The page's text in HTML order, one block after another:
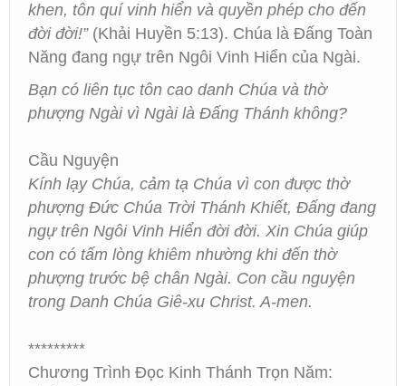
khen, tôn quí vinh hiển và quyền phép cho đến
đời đời!”(Khải Huyền 5:13). Chúa là Đấng Toàn
Năng đang ngự trên Ngôi Vinh Hiển của Ngài.
Bạn có liên tục tôn cao danh Chúa và thờ
phượng Ngài vì Ngài là Đấng Thánh không?
Cầu Nguyện
Kính lạy Chúa, cảm tạ Chúa vì con được thờ
phượng Đức Chúa Trời Thánh Khiết, Đấng đang
ngự trên Ngôi Vinh Hiển đời đời. Xin Chúa giúp
con có tấm lòng khiêm nhường khi đến thờ
phượng trước bệ chân Ngài. Con cầu nguyện
trong Danh Chúa Giê-xu Christ. A-men.
*********
Chương Trình Đọc Kinh Thánh Trọn Năm: